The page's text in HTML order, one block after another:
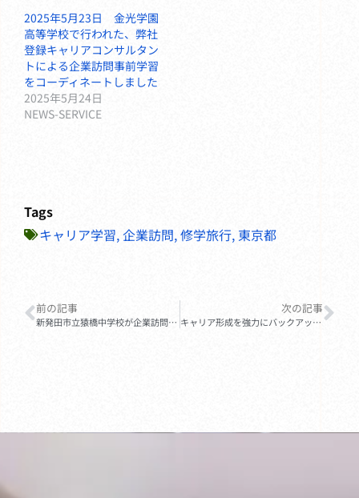
2025年5月23日 金光学園
高等学校で行われた、弊社
登録キャリアコンサルタン
トによる企業訪問事前学習
をコーディネートしました
2025年5月24日
NEWS-SERVICE
Tags
キャリア学習,企業訪問,修学旅行, 東京都
前の記事
新発田市立猿橋中学校が企業訪問を実施しました
次の記事
キャリア形成を強力にバックアップ。企業訪問を通じて、教室では学べない”リアルな社会”を体感できる独自のプログラムを提供しています